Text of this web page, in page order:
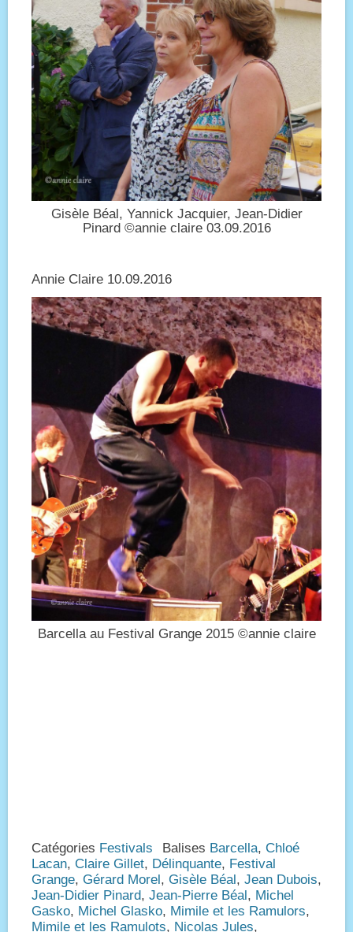
Gisèle Béal, Yannick Jacquier, Jean-Didier
Pinard ©annie claire 03.09.2016
Annie Claire 10.09.2016
Barcella au Festival Grange 2015 ©annie claire
Catégories Festivals Balises Barcella, Chloé
Lacan, Claire Gillet, Délinquante, Festival
Grange, Gérard Morel, Gisèle Béal, Jean Dubois,
Jean-Didier Pinard, Jean-Pierre Béal, Michel
Gasko, Michel Glasko, Mimile et les Ramulors,
Mimile et les Ramulots, Nicolas Jules,